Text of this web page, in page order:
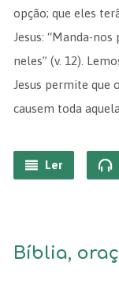
opção; que eles
Jesus: “Manda-
neles” (v. 12).
Jesus permite que
causem toda
Ler
Bíblia,